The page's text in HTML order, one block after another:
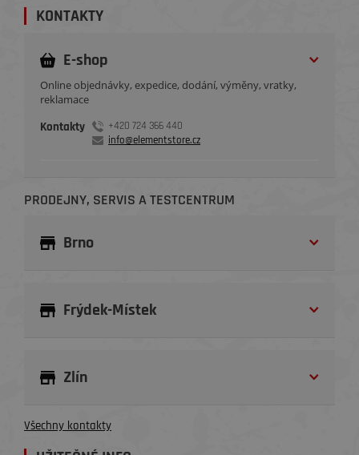
KONTAKTY
E-shop
Online objednávky, expedice, dodání, výměny, vratky,
reklamace
Kontakty
+420 724 366 440
info@elementstore.cz
PRODEJNY, SERVIS A TESTCENTRUM
Brno
Frýdek-Místek
Zlín
Všechny kontakty